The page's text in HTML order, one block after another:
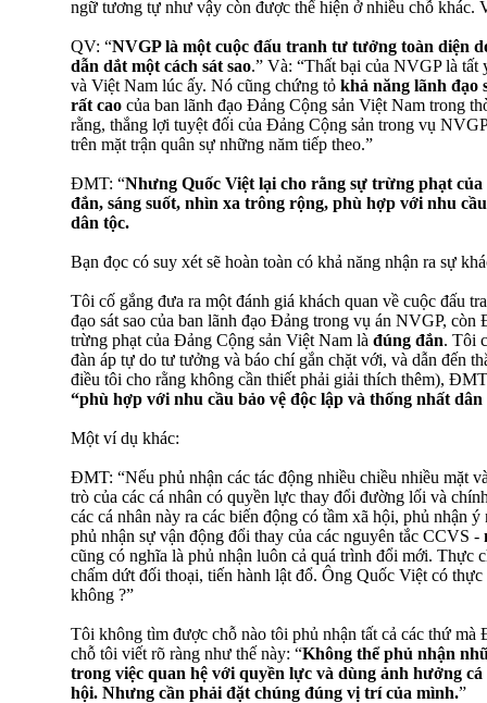
ngữ tương tự như vậy còn được thể hiện ở nhiều chỗ khác.
QV: “NVGP là một cuộc đấu tranh tư tưởng toàn diện
dẫn dắt một cách sát sao.” Và: “Thất bại của NVGP là tất
và Việt Nam lúc ấy. Nó cũng chứng tỏ khả năng lãnh đạo
rất cao của ban lãnh đạo Đảng Cộng sản Việt Nam trong
rằng, thắng lợi tuyệt đối của Đảng Cộng sản trong vụ
trên mặt trận quân sự những năm tiếp theo.”
ĐMT: “Nhưng Quốc Việt lại cho rằng sự trừng phạt
đắn, sáng suốt, nhìn xa trông rộng, phù hợp với nhu
dân tộc.
Bạn đọc có suy xét sẽ hoàn toàn có khả năng nhận ra sự
Tôi cố gắng đưa ra một đánh giá khách quan về cuộc đấu
đạo sát sao của ban lãnh đạo Đảng trong vụ án NVGP,
trừng phạt của Đảng Cộng sản Việt Nam là đúng đắn. Tôi
đàn áp tự do tư tưởng và báo chí gắn chặt với, và dẫn đến
điều tôi cho rằng không cần thiết phải giải thích thêm),
“phù hợp với nhu cầu bảo vệ độc lập và thống nhất dân
Một ví dụ khác:
ĐMT: “Nếu phủ nhận các tác động nhiều chiều nhiều mặt
trò của các cá nhân có quyền lực thay đổi đường lối và
các cá nhân này ra các biến động có tầm xã hội, phủ nhận
phủ nhận sự vận động đổi thay của các nguyên tắc CCVS -
cũng có nghĩa là phủ nhận luôn cả quá trình đổi mới. Thực
chấm dứt đối thoại, tiến hành lật đổ. Ông Quốc Việt có
không ?”
Tôi không tìm được chỗ nào tôi phủ nhận tất cả các thứ
chỗ tôi viết rõ ràng như thế này: “Không thể phủ nhận
trong việc quan hệ với quyền lực và dùng ảnh hưởng cá
hội. Nhưng cần phải đặt chúng đúng vị trí của mình.”